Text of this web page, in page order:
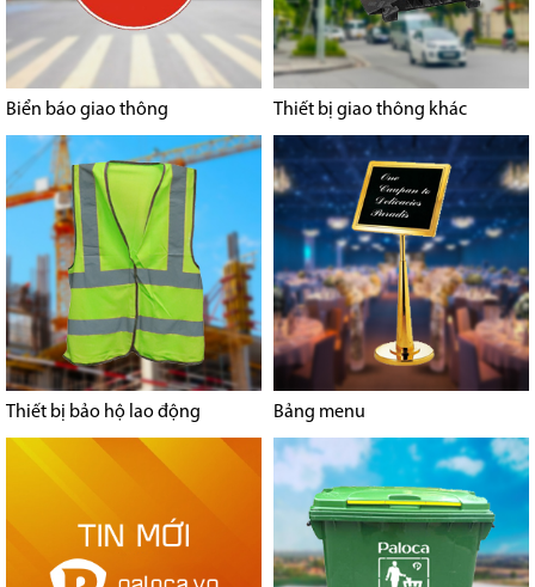
Biển báo giao thông Thiết bị giao thông khác
Thiết bị bảo hộ lao động Bảng menu